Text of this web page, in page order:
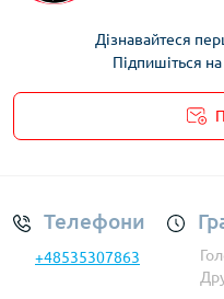
Дізнавайтеся
Підпишіться
Телефони
+48535307863